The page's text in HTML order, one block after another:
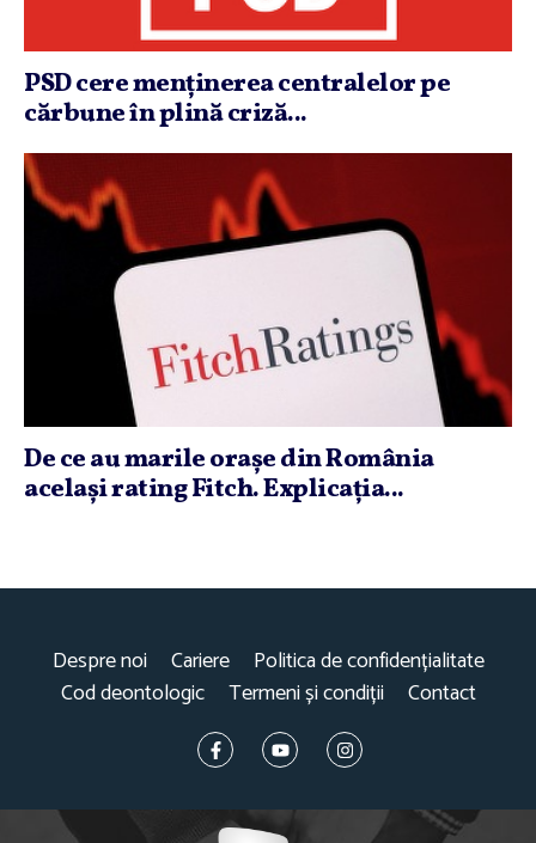
PSD cere menţinerea centralelor pe
cărbune în plină criză...
De ce au marile oraşe din România
acelaşi rating Fitch. Explicaţia...
Despre noi Cariere
Politica de confidențialitate
Cod deontologic
Termeni și condiții Contact